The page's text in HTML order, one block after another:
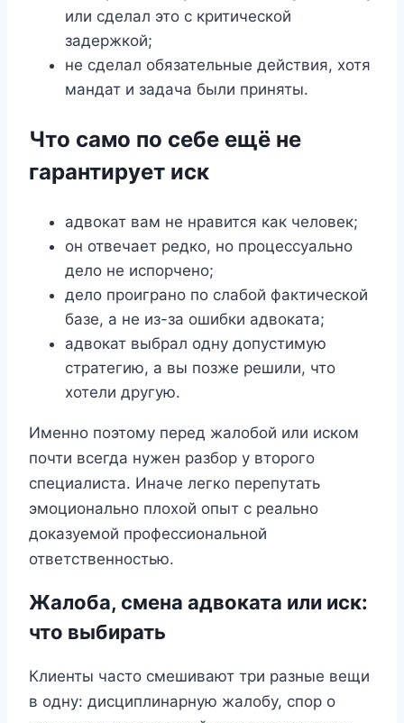
или сделал это с критической
задержкой;
не сделал обязательные действия, хотя
мандат и задача были приняты.
Что само по себе ещё не
гарантирует иск
адвокат вам не нравится как человек;
он отвечает редко, но процессуально
дело не испорчено;
дело проиграно по слабой фактической
базе, а не из-за ошибки адвоката;
адвокат выбрал одну допустимую
стратегию, а вы позже решили, что
хотели другую.
Именно поэтому перед жалобой или иском
почти всегда нужен разбор у второго
специалиста. Иначе легко перепутать
эмоционально плохой опыт с реально
доказуемой профессиональной
ответственностью.
Жалоба, смена адвоката или иск:
что выбирать
Клиенты часто смешивают три разные вещи
в одну: дисциплинарную жалобу, спор о